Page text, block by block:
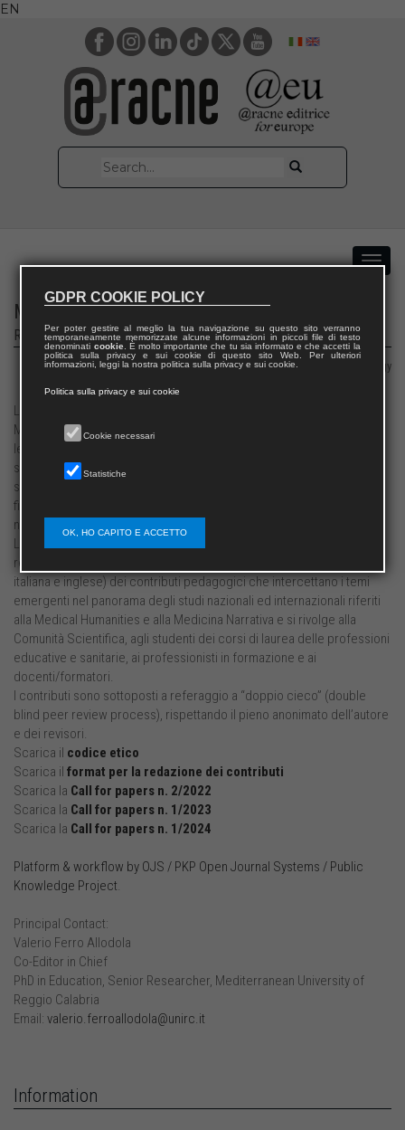
EN
Medical Humanities & Medicina Narrativa
Rivista di pedagogia generale e sociale
Area 11 – History, philosophy, pedagogy and psychology
Lo studio e la sperimentazione delle Medical Humanities e della
Medicina Narrativa in Italia presentano una situazione “a macchia di
leopardo” e in continuo divenire. Se è vero che la medicina non è una
scienza esatta, la ricerca educativa sulle professioni mediche e
sanitarie non può che essere complessa e interdisciplinare, con la
finalità di “trasformare riflessivamente” – valorizzando la prospettiva
narrativa – i contesti di pratiche professionali in cui ha luogo.
La Rivista – strutturata in tre sezioni: articoli, esperienze/riflessioni,
recensioni – si propone come spazio per la pubblicazione (in lingua
italiana e inglese) dei contributi pedagogici che intercettano i temi
emergenti nel panorama degli studi nazionali ed internazionali riferiti
alla Medical Humanities e alla Medicina Narrativa e si rivolge alla
Comunità Scientifica, agli studenti dei corsi di laurea delle professioni
educative e sanitarie, ai professionisti in formazione e ai
docenti/formatori.
I contributi sono sottoposti a referaggio a “doppio cieco” (double
blind peer review process), rispettando il pieno anonimato dell’autore
e dei revisori.
Scarica il codice etico
Scarica il format per la redazione dei contributi
Scarica la Call for papers n. 2/2022
Scarica la Call for papers n. 1/2023
Scarica la Call for papers n. 1/2024
Platform & workflow by OJS / PKP Open Journal Systems / Public
Knowledge Project.
Principal Contact:
Valerio Ferro Allodola
Co-Editor in Chief
PhD in Education, Senior Researcher, Mediterranean University of
Reggio Calabria
Email: valerio.ferroallodola@unirc.it
Information
GDPR COOKIE POLICY
Per poter gestire al meglio la tua navigazione su questo sito verranno
temporaneamente memorizzate alcune informazioni in piccoli file di testo
denominati cookie. È molto importante che tu sia informato e che accetti la
politica sulla privacy e sui cookie di questo sito Web. Per ulteriori
informazioni, leggi la nostra politica sulla privacy e sui cookie.
Politica sulla privacy e sui cookie
Cookie necessari
Statistiche
OK, HO CAPITO E ACCETTO